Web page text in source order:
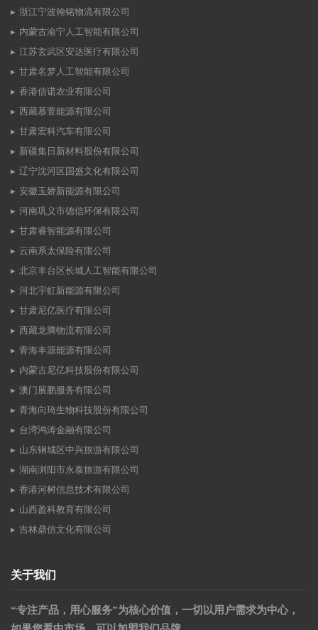
浙江宁波翰铭物流有限公司
内蒙古渝宁人工智能有限公司
江苏玄武区安达医疗有限公司
甘肃名梦人工智能有限公司
香港信诺农业有限公司
西藏慕萱能源有限公司
甘肃宏科汽车有限公司
新疆集日新材料股份有限公司
辽宁沈河区国盛文化有限公司
安徽玉娇新能源有限公司
河南巩义市德信环保有限公司
甘肃睿智能源有限公司
云南系太保险有限公司
北京丰台区长城人工智能有限公司
河北宇虹新能源有限公司
甘肃尼亿医疗有限公司
西藏龙腾物流有限公司
青海丰源能源有限公司
内蒙古尼亿科技股份有限公司
澳门展鹏服务有限公司
青海向琦生物科技股份有限公司
台湾鸿涛金融有限公司
山东钢城区中兴旅游有限公司
湖南浏阳市永泰旅游有限公司
香港河树信息技术有限公司
山西盈科教育有限公司
吉林鼎信文化有限公司
关于我们
“专注产品，用心服务”为核心价值，一切以用户需求为中心，